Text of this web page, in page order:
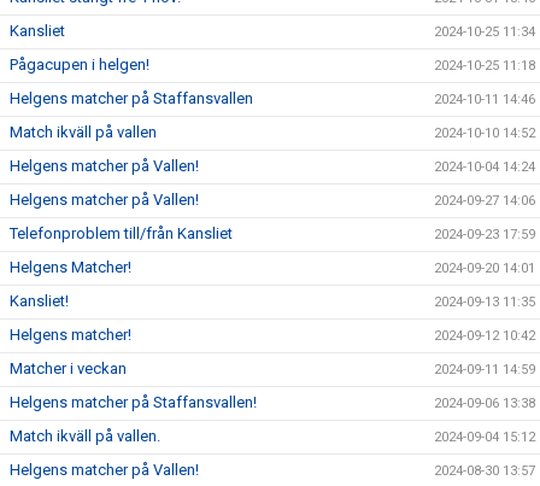
Kansliet 2024-10-25 11:34
Pågacupen i helgen! 2024-10-25 11:18
Helgens matcher på Staffansvallen 2024-10-11 14:46
Match ikväll på vallen 2024-10-10 14:52
Helgens matcher på Vallen! 2024-10-04 14:24
Helgens matcher på Vallen! 2024-09-27 14:06
Telefonproblem till/från Kansliet 2024-09-23 17:59
Helgens Matcher! 2024-09-20 14:01
Kansliet! 2024-09-13 11:35
Helgens matcher! 2024-09-12 10:42
Matcher i veckan 2024-09-11 14:59
Helgens matcher på Staffansvallen! 2024-09-06 13:38
Match ikväll på vallen. 2024-09-04 15:12
Helgens matcher på Vallen! 2024-08-30 13:57